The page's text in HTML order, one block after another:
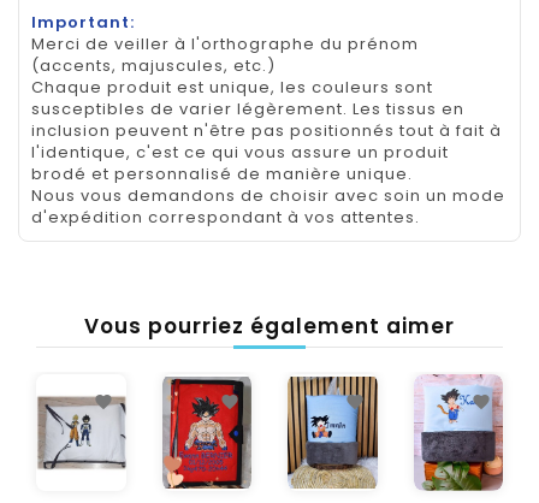
Important:
Merci de veiller à l'orthographe du prénom
(accents, majuscules, etc.)
Chaque produit est unique, les couleurs sont
susceptibles de varier légèrement. Les tissus en
inclusion peuvent n'être pas positionnés tout à fait à
l'identique, c'est ce qui vous assure un produit
brodé et personnalisé de manière unique.
Nous vous demandons de choisir avec soin un mode
d'expédition correspondant à vos attentes.
Vous pourriez également aimer